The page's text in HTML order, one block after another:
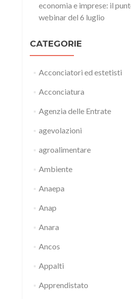
economia e imprese: il
webinar del 6 luglio
CATEGORIE
Acconciatori ed estetisti
Acconciatura
Agenzia delle Entrate
agevolazioni
agroalimentare
Ambiente
Anaepa
Anap
Anara
Ancos
Appalti
Apprendistato